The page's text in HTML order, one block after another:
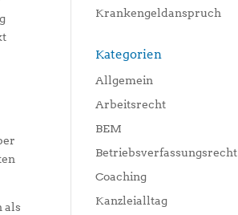
als
Krankengeldanspruch
Kategorien
Allgemein
Arbeitsrecht
BEM
Betriebsverfassungsrecht
Coaching
Kanzleialltag